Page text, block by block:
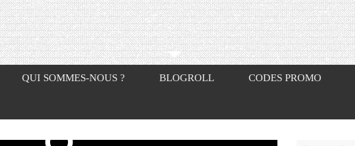
QUI SOMMES-NOUS ? BLOGROLL CODES PROMO